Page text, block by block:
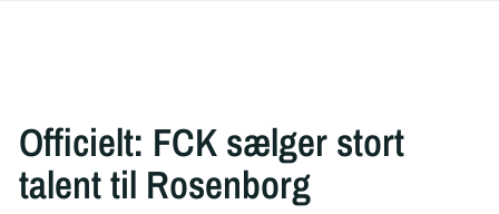
Officielt: FCK sælger stort
talent til Rosenborg